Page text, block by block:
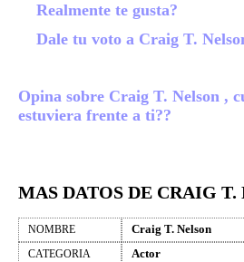
Realmente te gusta?
Dale tu voto a Craig T.
Opina sobre Craig T. Nelson ,
estuviera frente a ti??
MAS DATOS DE CRAIG T.
NOMBRE Craig T. Nelson
CATEGORIA Actor